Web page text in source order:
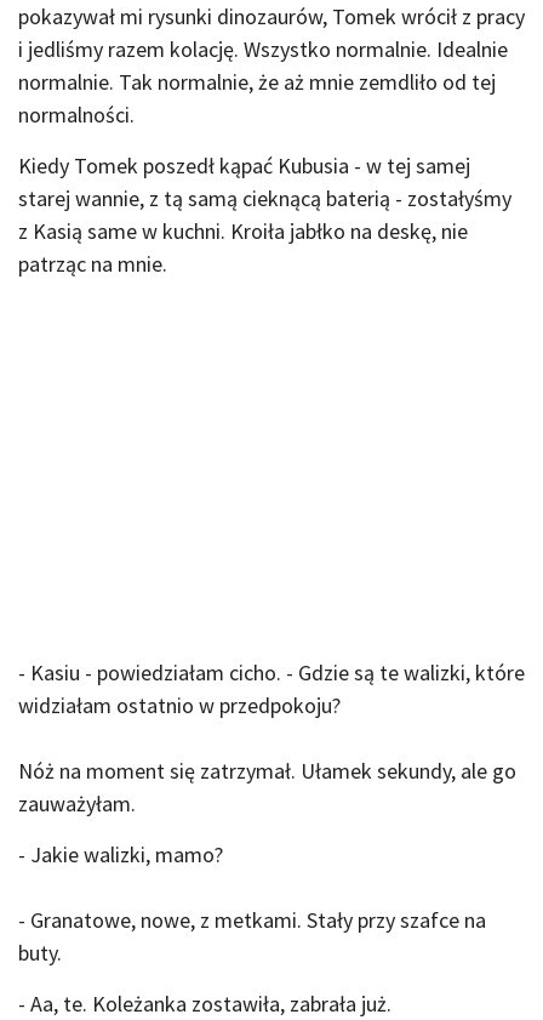
pokazywał mi rysunki dinozaurów, Tomek wrócił z pracy
i jedliśmy razem kolację. Wszystko normalnie. Idealnie
normalnie. Tak normalnie, że aż mnie zemdliło od tej
normalności.
Kiedy Tomek poszedł kąpać Kubusia - w tej samej
starej wannie, z tą samą cieknącą baterią - zostałyśmy
z Kasią same w kuchni. Kroiła jabłko na deskę, nie
patrząc na mnie.
- Kasiu - powiedziałam cicho. - Gdzie są te walizki, które
widziałam ostatnio w przedpokoju?
Nóż na moment się zatrzymał. Ułamek sekundy, ale go
zauważyłam.
- Jakie walizki, mamo?
- Granatowe, nowe, z metkami. Stały przy szafce na
buty.
- Aa, te. Koleżanka zostawiła, zabrała już.